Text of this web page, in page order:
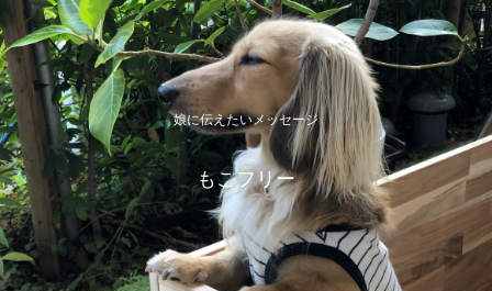
娘に伝えたいメッセージ
もこフリー